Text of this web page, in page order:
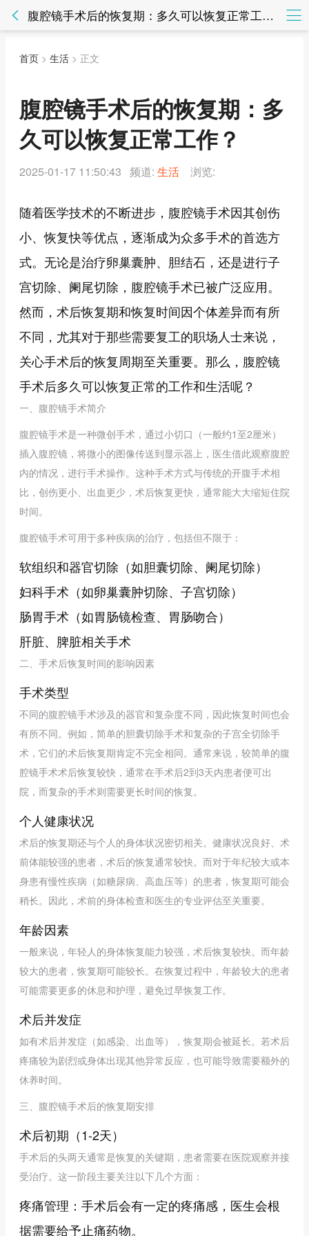
腹腔镜手术后的恢复期：多久可以恢复正常工作？ - 生活 - 知法网知法网
首页 > 生活 > 正文
腹腔镜手术后的恢复期：多
久可以恢复正常工作？
2025-01-17 11:50:43 频道: 生活 浏览:
随着医学技术的不断进步，腹腔镜手术因其创伤
小、恢复快等优点，逐渐成为众多手术的首选方
式。无论是治疗卵巢囊肿、胆结石，还是进行子
宫切除、阑尾切除，腹腔镜手术已被广泛应用。
然而，术后恢复期和恢复时间因个体差异而有所
不同，尤其对于那些需要复工的职场人士来说，
关心手术后的恢复周期至关重要。那么，腹腔镜
手术后多久可以恢复正常的工作和生活呢？
一、腹腔镜手术简介
腹腔镜手术是一种微创手术，通过小切口（一般约1至2厘米）
插入腹腔镜，将微小的图像传送到显示器上，医生借此观察腹腔
内的情况，进行手术操作。这种手术方式与传统的开腹手术相
比，创伤更小、出血更少，术后恢复更快，通常能大大缩短住院
时间。
腹腔镜手术可用于多种疾病的治疗，包括但不限于：
软组织和器官切除（如胆囊切除、阑尾切除）
妇科手术（如卵巢囊肿切除、子宫切除）
肠胃手术（如胃肠镜检查、胃肠吻合）
肝脏、脾脏相关手术
二、手术后恢复时间的影响因素
手术类型
不同的腹腔镜手术涉及的器官和复杂度不同，因此恢复时间也会
有所不同。例如，简单的胆囊切除手术和复杂的子宫全切除手
术，它们的术后恢复期肯定不完全相同。通常来说，较简单的腹
腔镜手术术后恢复较快，通常在手术后2到3天内患者便可出
院，而复杂的手术则需要更长时间的恢复。
个人健康状况
术后的恢复期还与个人的身体状况密切相关。健康状况良好、术
前体能较强的患者，术后的恢复通常较快。而对于年纪较大或本
身患有慢性疾病（如糖尿病、高血压等）的患者，恢复期可能会
稍长。因此，术前的身体检查和医生的专业评估至关重要。
年龄因素
一般来说，年轻人的身体恢复能力较强，术后恢复较快。而年龄
较大的患者，恢复期可能较长。在恢复过程中，年龄较大的患者
可能需要更多的休息和护理，避免过早恢复工作。
术后并发症
如有术后并发症（如感染、出血等），恢复期会被延长。若术后
疼痛较为剧烈或身体出现其他异常反应，也可能导致需要额外的
休养时间。
三、腹腔镜手术后的恢复期安排
术后初期（1-2天）
手术后的头两天通常是恢复的关键期，患者需要在医院观察并接
受治疗。这一阶段主要关注以下几个方面：
疼痛管理：手术后会有一定的疼痛感，医生会根
据需要给予止痛药物。